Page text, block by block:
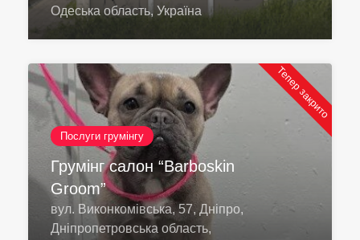
Одеська область, Україна
Тепер закрито
Послуги грумінгу
Грумінг салон “Barboskin
Groom”
вул. Виконкомівська, 57, Дніпро,
Дніпропетровська область,